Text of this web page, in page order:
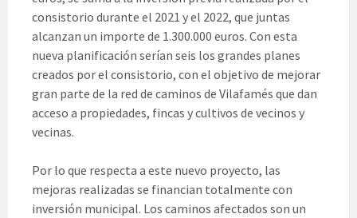
consistorio durante el 2021 y el 2022, que juntas
alcanzan un importe de 1.300.000 euros. Con esta
nueva planificación serían seis los grandes planes
creados por el consistorio, con el objetivo de mejorar
gran parte de la red de caminos de Vilafamés que dan
acceso a propiedades, fincas y cultivos de vecinos y
vecinas.
Por lo que respecta a este nuevo proyecto, las
mejoras realizadas se financian totalmente con
inversión municipal. Los caminos afectados son un